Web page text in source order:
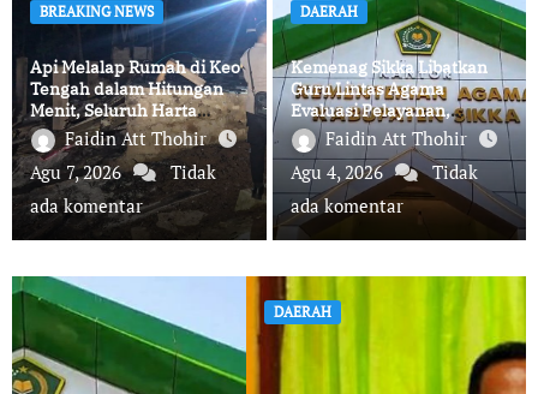
BREAKING NEWS
Api Melalap Rumah di Keo
Tengah dalam Hitungan
Menit, Seluruh Harta
Benda Hangus
Faidin Att Thohir
Agu 7, 2026
Tidak
ada komentar
DAERAH
Kemenag Sikka Libatkan
Guru Lintas Agama
Evaluasi Pelayanan,
Perkuat Komitmen
Layanan Profesional dan
Humanis
Faidin Att Thohir
Agu 4, 2026
Tidak
ada komentar
DAERAH